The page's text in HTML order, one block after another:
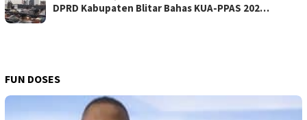
DPRD Kabupaten Blitar Bahas KUA-PPAS 202…
FUN DOSES